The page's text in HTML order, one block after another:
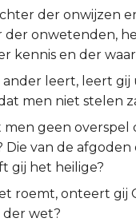
der onwijzen
der onwetenden,
kennis en der
ander leert, leert gij
men niet stelen
men geen overspel
Die van de afgoden
gij het heilige?
roemt, onteert gij
wet?